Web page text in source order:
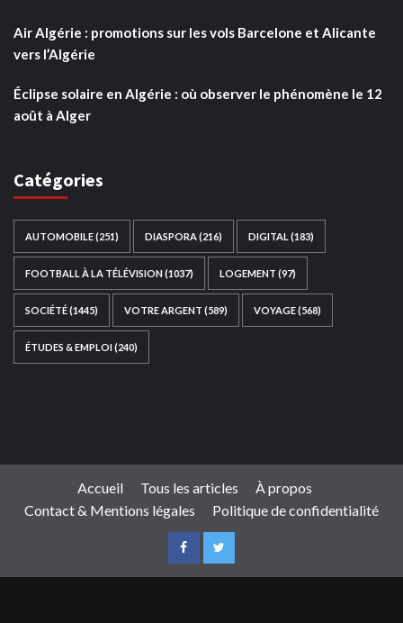
Air Algérie : promotions sur les vols Barcelone et Alicante
vers l’Algérie
Éclipse solaire en Algérie : où observer le phénomène le 12
août à Alger
Catégories
AUTOMOBILE(251) DIASPORA (216) DIGITAL (183)
FOOTBALL À LA TÉLÉVISION(1037) LOGEMENT (97)
SOCIÉTÉ(1445) VOTRE ARGENT (589) VOYAGE(568)
ÉTUDES & EMPLOI(240)
Accueil Tous les articles
À propos
Contact & Mentions légales
Politique de confidentialité